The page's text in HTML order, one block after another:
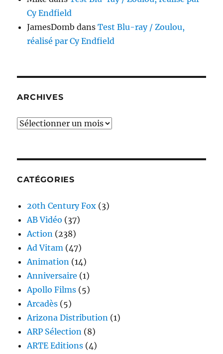
Cy Endfield
JamesDomb dansTest Blu-ray / Zoulou,
réalisé par Cy Endfield
ARCHIVES
Archives
CATÉGORIES
20th Century Fox (3)
AB Vidéo (37)
Action (238)
Ad Vitam (47)
Animation (14)
Anniversaire (1)
Apollo Films (5)
Arcadès (5)
Arizona Distribution (1)
ARP Sélection (8)
ARTE Editions (4)